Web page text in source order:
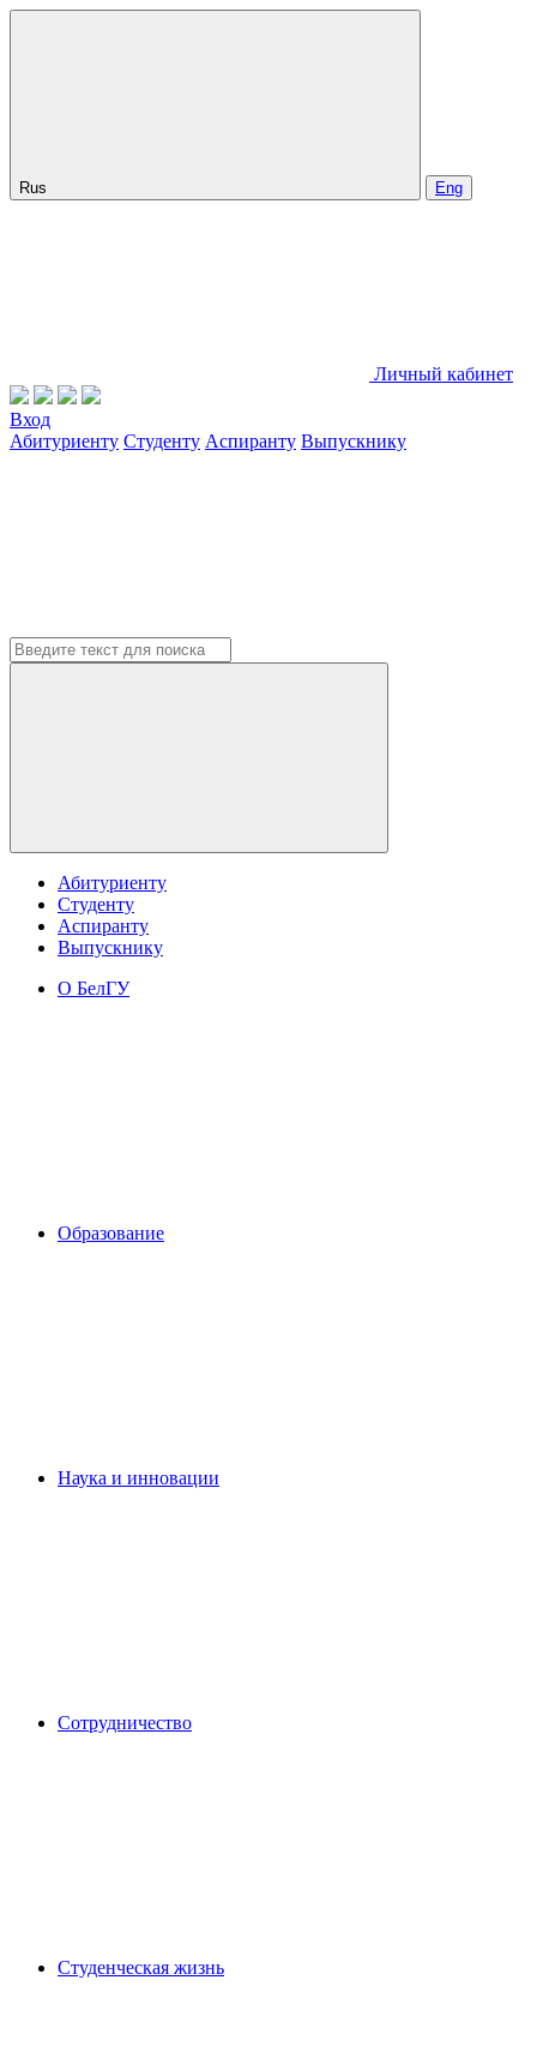
Rus Eng
Личный кабинет
Вход
Абитуриенту Студенту Аспиранту Выпускнику
Абитуриенту
Студенту
Аспиранту
Выпускнику
О БелГУ
Образование
Наука и инновации
Сотрудничество
Студенческая жизнь